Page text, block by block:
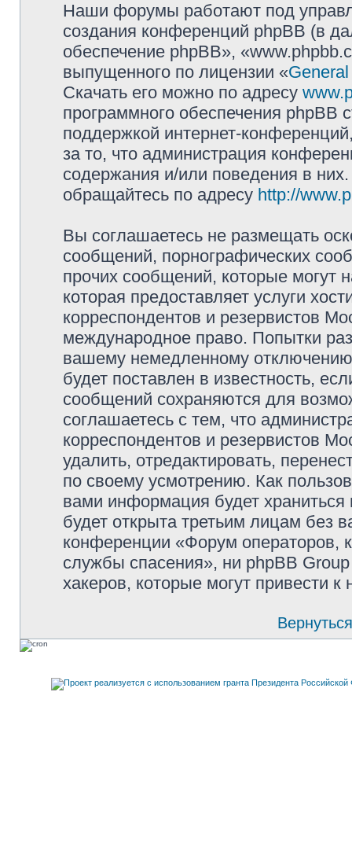
Наши форумы работают под
создания конференций phpBB (в
обеспечение phpBB»,
выпущенного по лицензии «
Скачать его можно по адресу
программного обеспечения phpBB
поддержкой интернет-
за то, что администрация
содержания и/или поведения в
обращайтесь по адресу http://
Вы соглашаетесь не размещать
сообщений, порнографических
прочих сообщений, которые могут
которая предоставляет услуги
корреспондентов и резервистов
международное право. Попытки
вашему немедленному
будет поставлен в известность,
сообщений сохраняются для
соглашаетесь с тем, что
корреспондентов и резервистов
удалить, отредактировать,
по своему усмотрению. Как
вами информация будет
будет открыта третьим лицам без
конференции «Форум операторов,
службы спасения», ни phpBB
хакеров, которые могут привести